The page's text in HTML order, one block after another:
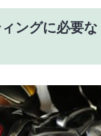
ングに必要